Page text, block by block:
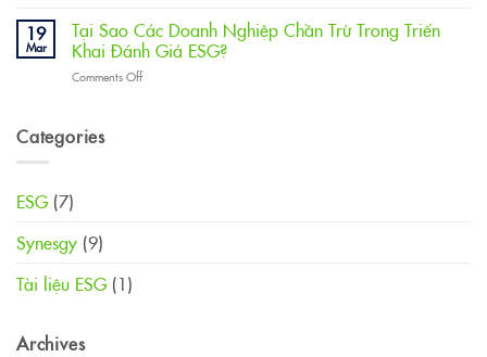
ESG
global
với
điểm
A
mừng
FUWA
đạt
được
19
Mar
Tại Sao Các Doanh Nghiệp Chần Trừ Trong Triển
Khai Đánh Giá ESG?
Comments Offon
Categories
ESG(7)
Synesgy (9)
Tài liệu ESG(1)
Archives